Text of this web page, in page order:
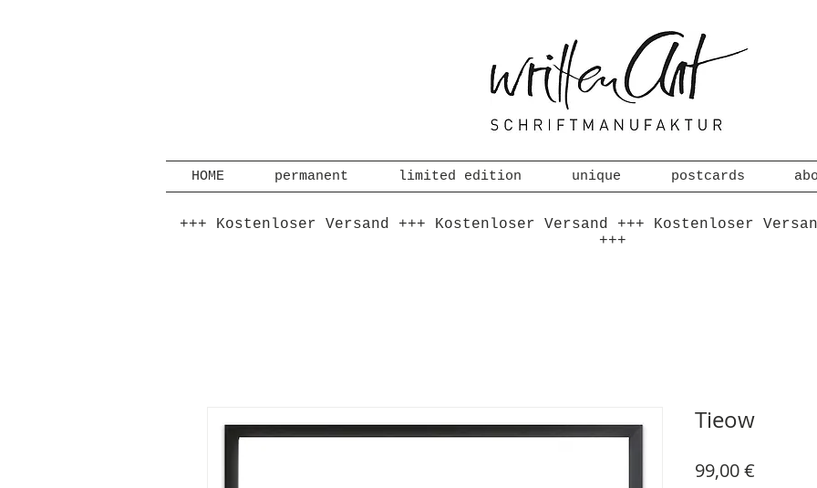
HOME permanent limited edition unique postcards
+++ Kostenloser Versand +++ Kostenloser Versand +++ Kostenloser
+++
Tieow
99,00 €